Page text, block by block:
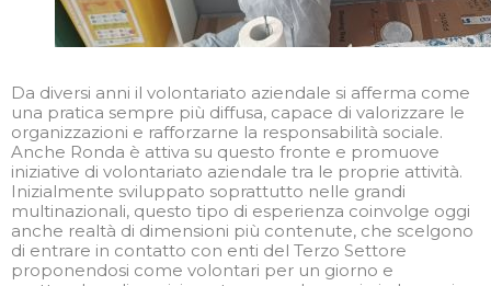
Da diversi anni il volontariato aziendale si afferma come
una pratica sempre più diffusa, capace di valorizzare le
organizzazioni e rafforzarne la responsabilità sociale.
Anche Ronda è attiva su questo fronte e promuove
iniziative di volontariato aziendale tra le proprie attività.
Inizialmente sviluppato soprattutto nelle grandi
multinazionali, questo tipo di esperienza coinvolge oggi
anche realtà di dimensioni più contenute, che scelgono
di entrare in contatto con enti del Terzo Settore
proponendosi come volontari per un giorno e